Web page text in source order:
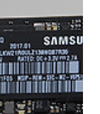
로 조립을 완
능하네요. 이부
변환까지, 가능